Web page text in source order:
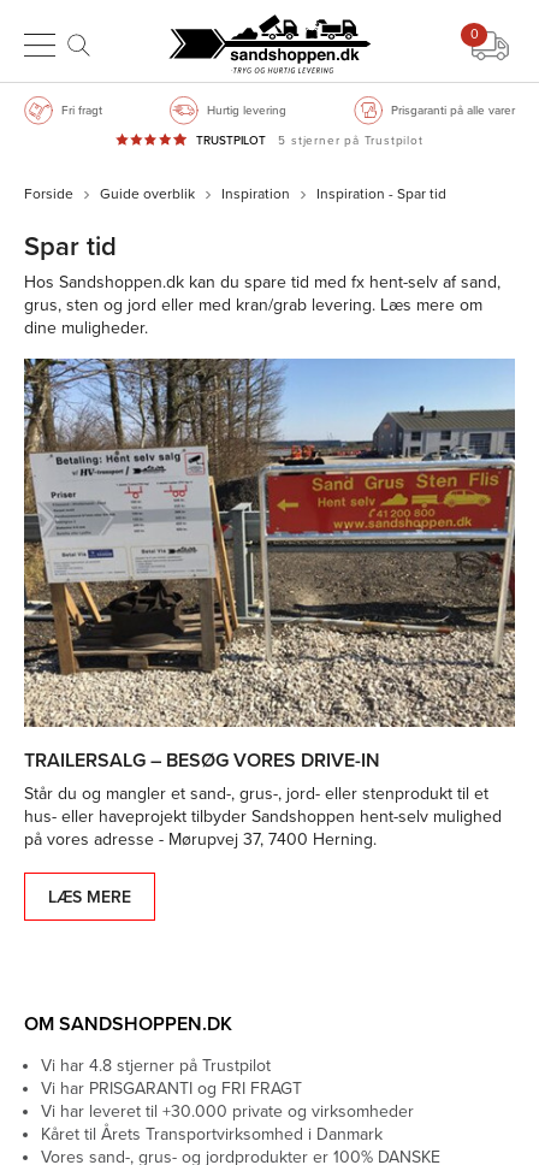
0
Fri fragt Hurtig levering Prisgaranti på alle varer
TRUSTPILOT 5 stjerner på Trustpilot
Forside Guide overblik Inspiration Inspiration - Spar tid
Spar tid
Hos Sandshoppen.dk kan du spare tid med fx hent-selv af sand,
grus, sten og jord eller med kran/grab levering. Læs mere om
dine muligheder.
TRAILERSALG – BESØG VORES DRIVE-IN
Står du og mangler et sand-, grus-, jord- eller stenprodukt til et
hus- eller haveprojekt tilbyder Sandshoppen hent-selv mulighed
på vores adresse - Mørupvej 37, 7400 Herning.
LÆS MERE
OM SANDSHOPPEN.DK
Vi har 4.8 stjerner på Trustpilot
Vi har PRISGARANTI og FRI FRAGT
Vi har leveret til +30.000 private og virksomheder
Kåret til Årets Transportvirksomhed i Danmark
Vores sand-, grus- og jordprodukter er 100% DANSKE